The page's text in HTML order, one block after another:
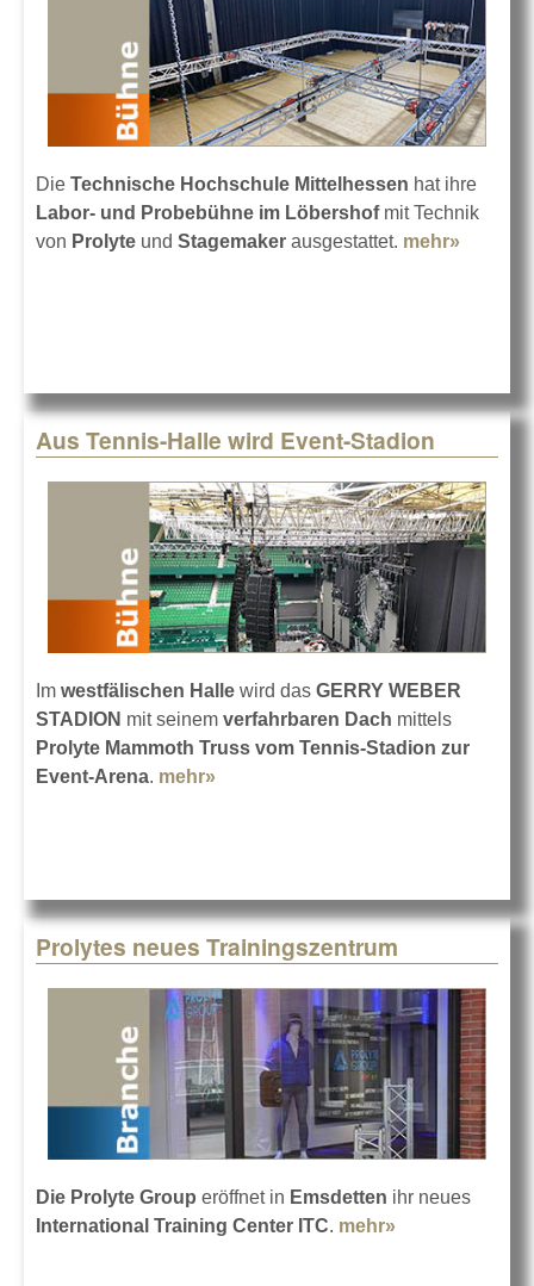
Die Technische Hochschule Mittelhessen hat ihre
Labor- und Probebühne im Löbershofmit Technik
von Prolyte und Stagemaker ausgestattet. mehr»
Uni
Aus Tennis-Halle wird Event-Stadion
Im westfälischen Halle wird das GERRY WEBER
STADION mit seinem verfahrbaren Dach mittels
Prolyte Mammoth Truss vom Tennis-Stadion zur
Event-Arena. mehr»
Prolytes neues Trainingszentrum
Die Prolyte Group eröffnet in Emsdetten ihr neues
International Training Center ITC. mehr»